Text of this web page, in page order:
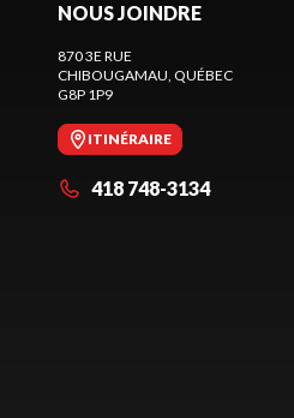
NOUS JOINDRE
870 3E RUE
CHIBOUGAMAU, QUÉBEC
G8P 1P9
ITINÉRAIRE
418 748-3134